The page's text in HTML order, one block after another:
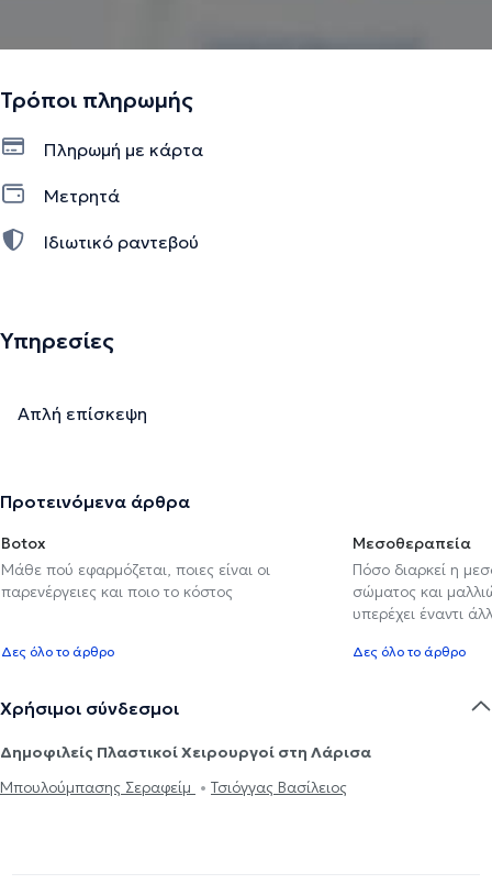
Τρόποι πληρωμής
Πληρωμή με κάρτα
Μετρητά
Ιδιωτικό ραντεβού
Υπηρεσίες
Απλή επίσκεψη
Προτεινόμενα άρθρα
Botox
Μάθε πού εφαρμόζεται, ποιες είναι οι
παρενέργειες και ποιο το κόστος
Δες όλο το άρθρο
Μεσοθεραπεία
Πόσο διαρκεί η
σώματος και
υπερέχει έναντι
Δες όλο το άρθρο
Χρήσιμοι σύνδεσμοι
Δημοφιλείς Πλαστικοί Χειρουργοί στη Λάρισα
Μπουλούμπασης Σεραφείμ
Τσιόγγας Βασίλειος